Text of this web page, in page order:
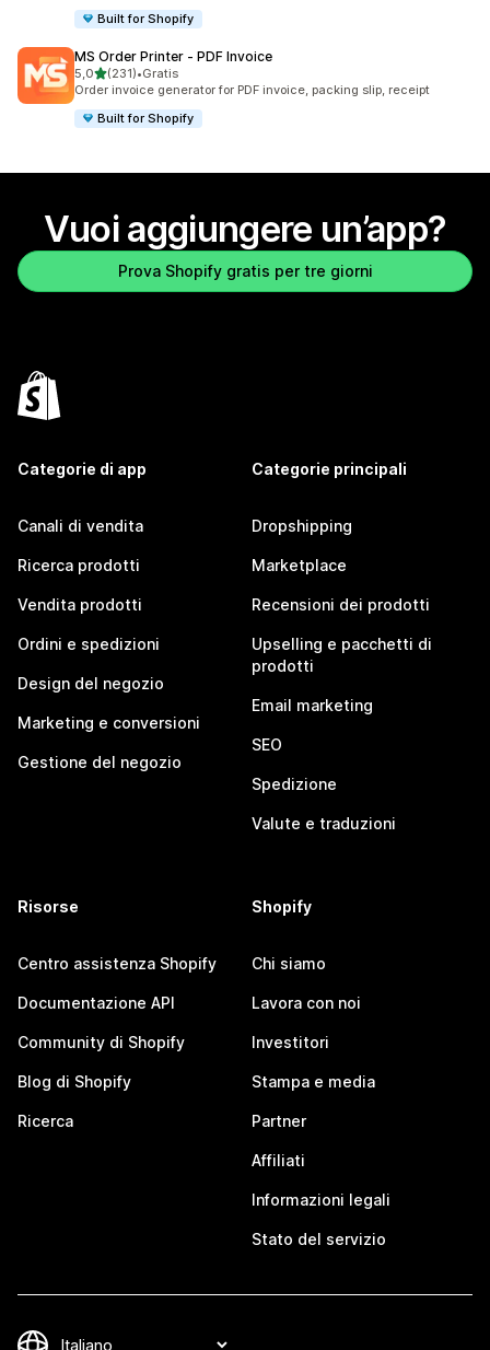
Built for Shopify
MS Order Printer ‑ PDF Invoice
5,0stelle su 5
(231)
231 recensioni totali
•Gratis
Order invoice generator for PDF invoice, packing slip, receipt
Built for Shopify
Vuoi aggiungere un’app?
Prova Shopify gratis per tre giorni
Categorie di app
Canali di vendita
Ricerca prodotti
Vendita prodotti
Ordini e spedizioni
Design del negozio
Marketing e conversioni
Gestione del negozio
Categorie principali
Dropshipping
Marketplace
Recensioni dei prodotti
Upselling e pacchetti di
prodotti
Email marketing
SEO
Spedizione
Valute e traduzioni
Risorse
Centro assistenza Shopify
Documentazione API
Community di Shopify
Blog di Shopify
Ricerca
Shopify
Chi siamo
Lavora con noi
Investitori
Stampa e media
Partner
Affiliati
Informazioni legali
Stato del servizio